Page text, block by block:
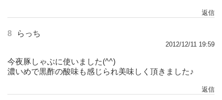
返信
8 らっち
2012/12/11 19:59
今夜豚しゃぶに使いました(^^)
濃いめで黒酢の酸味も感じられ美味しく頂きました♪
返信